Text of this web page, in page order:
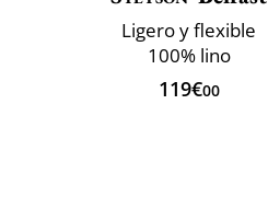
Ligero y flexible
100% lino
119€00